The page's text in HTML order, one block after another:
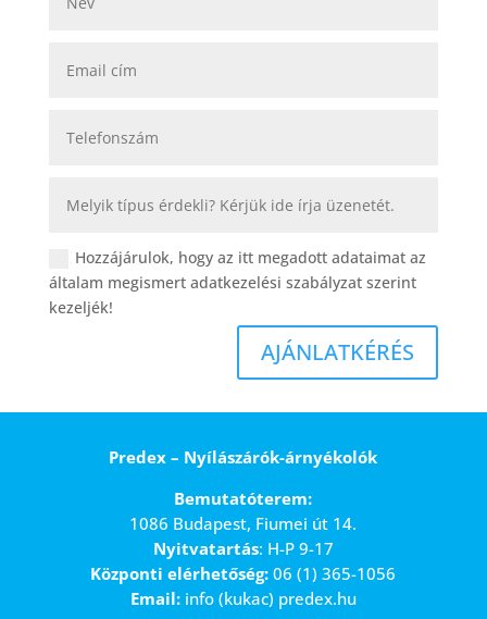
Hozzájárulok, hogy az itt megadott adataimat az
általam megismert adatkezelési szabályzat szerint
kezeljék!
AJÁNLATKÉRÉS
Predex – Nyílászárók-árnyékolók
Bemutatóterem:
1086 Budapest, Fiumei út 14.
Nyitvatartás: H-P 9-17
Központi elérhetőség: 06 (1) 365-1056
Email: info (kukac) predex.hu